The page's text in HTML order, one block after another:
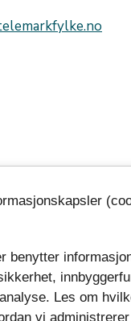
image_search
benytter
Les om
vi